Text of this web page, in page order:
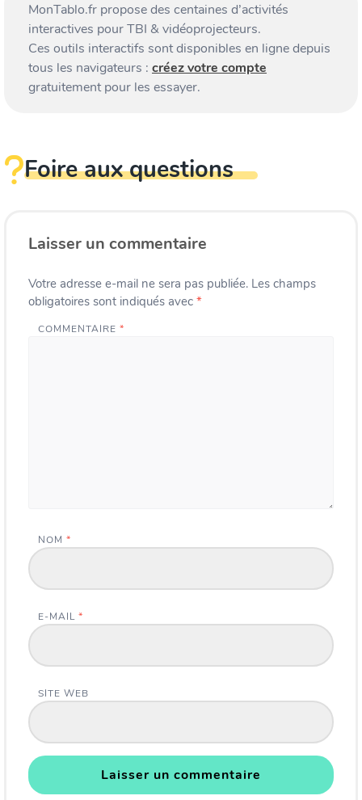
MonTablo.fr propose des centaines d’activités
interactives pour TBI & vidéoprojecteurs.
Ces outils interactifs sont disponibles en ligne depuis
tous les navigateurs : créez votre compte
gratuitement pour les essayer.
Foire aux questions
Laisser un commentaire
Votre adresse e-mail ne sera pas publiée. Les champs
obligatoires sont indiqués avec *
COMMENTAIRE *
NOM *
E-MAIL *
SITE WEB